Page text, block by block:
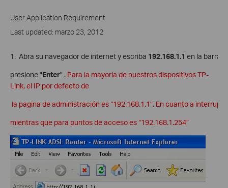
User Application Requirement
Last updated: marzo 23, 2012
1. Abra su navegador de internet y escriba 192.168.1.1 en la barra
presione "Enter" . Para la mayoría de nuestros dispositivos TP-
Link, el IP por defecto de
la pagina de administración es “192.168.1.1”. En cuanto a
mientras que para puntos de acceso es “192.168.1.254”